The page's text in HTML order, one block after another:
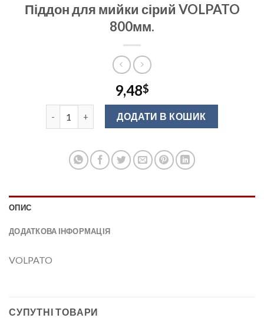
Піддон для мийки сірий VOLPATO
800мм.
9,48$
Піддон для мийки сірий VOLPATO 800мм. кількість
ДОДАТИ В КОШИК
ОПИС
ДОДАТКОВА ІНФОРМАЦІЯ
VOLPATO
СУПУТНІ ТОВАРИ